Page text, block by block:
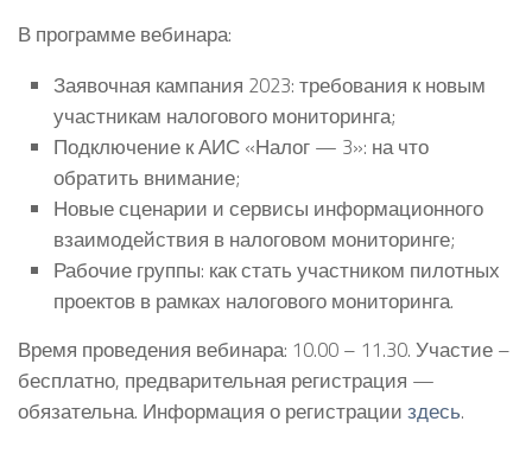
В программе вебинара:
Заявочная кампания 2023: требования к новым
участникам налогового мониторинга;
Подключение к АИС «Налог — 3»: на что
обратить внимание;
Новые сценарии и сервисы информационного
взаимодействия в налоговом мониторинге;
Рабочие группы: как стать участником пилотных
проектов в рамках налогового мониторинга.
Время проведения вебинара: 10.00 – 11.30. Участие –
бесплатно, предварительная регистрация —
обязательна. Информация о регистрации здесь.